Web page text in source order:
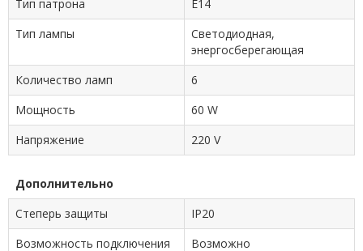
Тип патрона
E14
Тип лампы
Cветодиодная,
энергосберегающая
Количество ламп
6
Мощность
60 W
Напряжение
220 V
Дополнительно
Степерь защиты
IP20
Возможность подключения
Возможно